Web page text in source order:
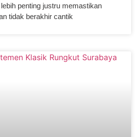
penting justru memastikan
tidak berakhir cantik